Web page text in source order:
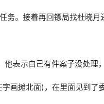
务。接着再回镖局找杜晓月
表示自己有件案子没处理
画摊北面)，在里面见到了